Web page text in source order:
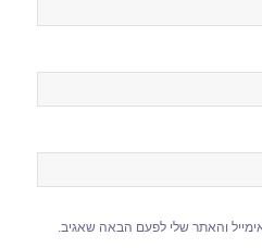
והאתר שלי לפעם הבאה שאגיב.